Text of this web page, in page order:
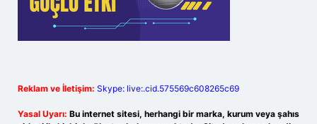
Reklam ve İletişim: Skype: live:.cid.575569c608265c69
Yasal Uyarı: Bu internet sitesi, herhangi bir marka, kurum veya şahıs